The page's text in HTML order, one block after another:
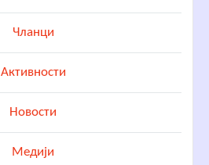
Чланци
Активности
Новости
Медији